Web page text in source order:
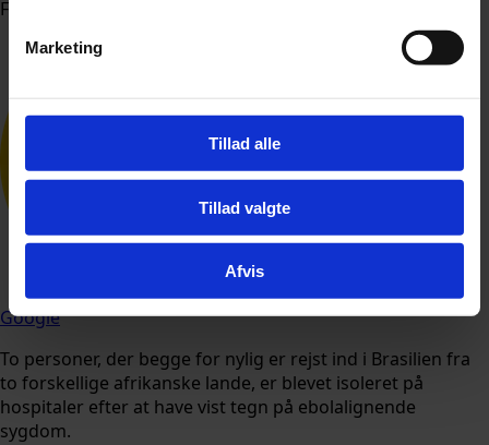
Marketing
Tillad alle
Tillad valgte
Afvis
Foto: Shutterstock.com
Følg Udforsk.nu på
Google
To personer, der begge for nylig er rejst ind i Brasilien fra
to forskellige afrikanske lande, er blevet isoleret på
hospitaler efter at have vist tegn på ebolalignende
sygdom.